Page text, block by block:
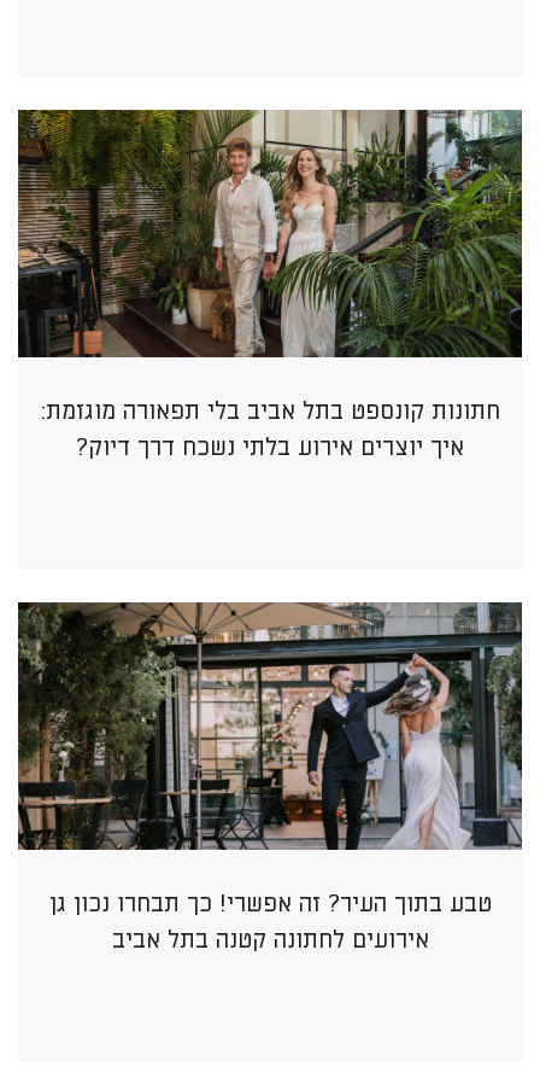
חתונות קונספט בתל אביב בלי תפאורה מוגזמת:
איך יוצרים אירוע בלתי נשכח דרך דיוק?
טבע בתוך העיר? זה אפשרי! כך תבחרו נכון גן
אירועים לחתונה קטנה בתל אביב